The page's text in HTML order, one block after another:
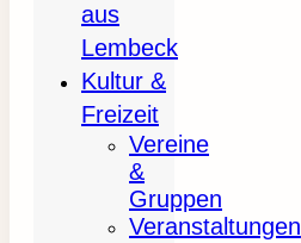
aus
Lembeck
Kultur &
Freizeit
Vereine
&
Gruppen
Veranstaltungen